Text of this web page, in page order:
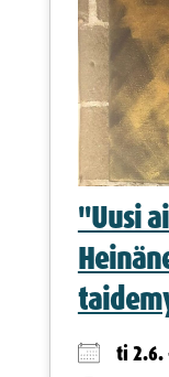
"Uusi
ti 2.6.